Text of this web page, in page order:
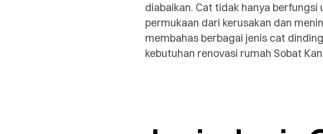
diabaikan. Cat tidak hanya
permukaan dari kerusakan dan
membahas berbagai jenis cat
kebutuhan renovasi rumah Sobat